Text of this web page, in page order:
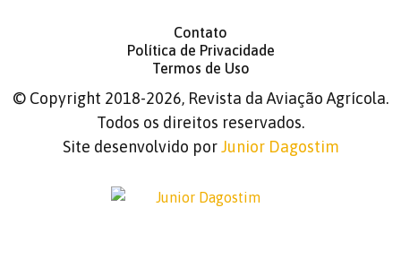
Contato
Política de Privacidade
Termos de Uso
© Copyright 2018-2026, Revista da Aviação Agrícola.
Todos os direitos reservados.
Site desenvolvido porJunior Dagostim